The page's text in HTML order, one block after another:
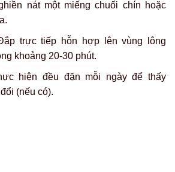
nồng độ axit.
bông gòn thấm dung dịch đã pha
lên lông mày, để khô tự nhiên trong
rồi rửa sạch.
đối không dùng giấm táo nguyên chất
vì nồng độ axit cao có thể gây bỏng